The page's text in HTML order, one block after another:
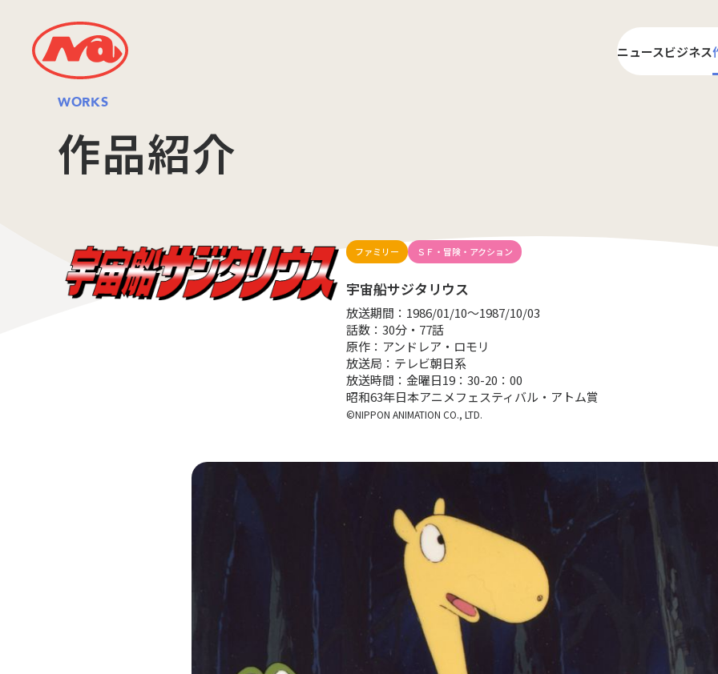
ニュースビジネス
WORKS
作品紹介
ファミリー ＳＦ・冒険・アクション
宇宙船サジタリウス
放送期間：1986/01/10～1987/10/03
話数：30分・77話
原作：アンドレア・ロモリ
放送局：テレビ朝日系
放送時間：金曜日19：30-20：00
昭和63年日本アニメフェスティバル・アトム賞
©NIPPON ANIMATION CO., LTD.